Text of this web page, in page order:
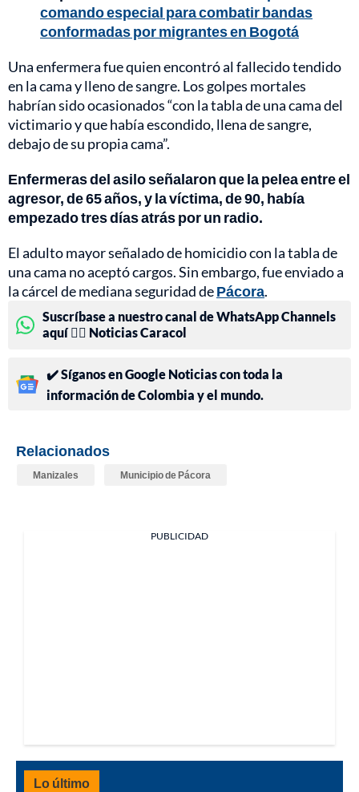
comando especial para combatir bandas
conformadas por migrantes en Bogotá
Una enfermera fue quien encontró al fallecido tendido
en la cama y lleno de sangre. Los golpes mortales
habrían sido ocasionados “con la tabla de una cama del
victimario y que había escondido, llena de sangre,
debajo de su propia cama”.
Enfermeras del asilo señalaron que la pelea entre el
agresor, de 65 años, y la víctima, de 90, había
empezado tres días atrás por un radio.
El adulto mayor señalado de homicidio con la tabla de
una cama no aceptó cargos. Sin embargo, fue enviado a
la cárcel de mediana seguridad dePácora.
Suscríbase a nuestro canal de WhatsApp Channels
aquí 👉🏻 Noticias Caracol
✔️ Síganos en Google Noticias con toda la
información de Colombia y el mundo.
Relacionados
Manizales Municipio de Pácora
PUBLICIDAD
Lo último